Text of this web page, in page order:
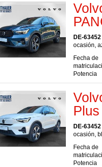
DE-
ocasión,
Fecha de
Potencia
DE-
ocasión,
Fecha de
Potencia